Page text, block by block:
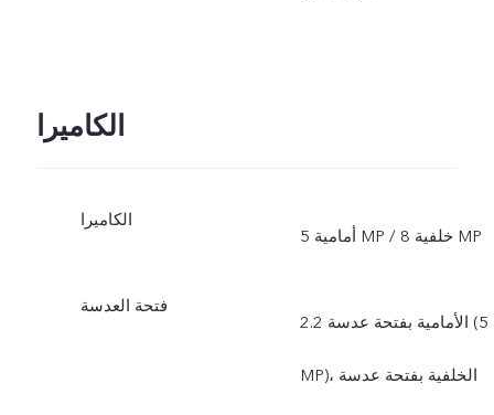
الكاميرا
الكاميرا
أمامية 5 MP / خلفية 8 MP
فتحة العدسة
الأمامية بفتحة عدسة 2.2 (5
MP)، الخلفية بفتحة عدسة